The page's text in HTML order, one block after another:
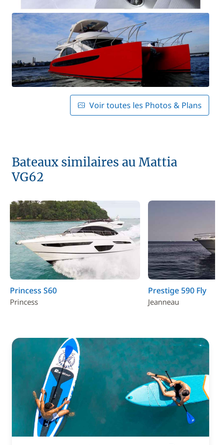
Voir toutes les Photos & Plans
Bateaux similaires au Mattia
VG62
Princess S60
Princess
Prestige 590 Fly
Jeanneau